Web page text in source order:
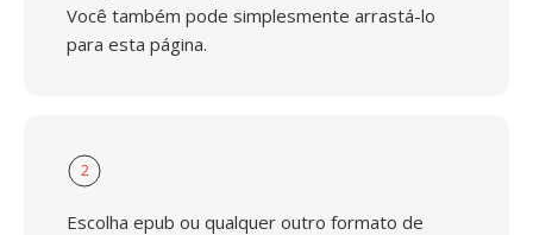
Você também pode simplesmente arrastá-lo
para esta página.
2
Escolha epub ou qualquer outro formato de